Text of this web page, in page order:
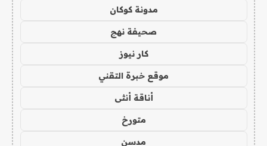
مدونة كوكان
صحيفة نهج
كار نيوز
موقع خبرة التقني
أناقة أنثى
متورخ
مدسن